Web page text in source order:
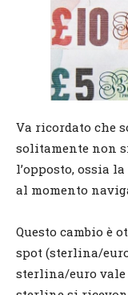
Va ricordato che
solitamente non
l’opposto, ossia
al momento
Questo cambio è
spot (sterlina/
sterlina/euro vale